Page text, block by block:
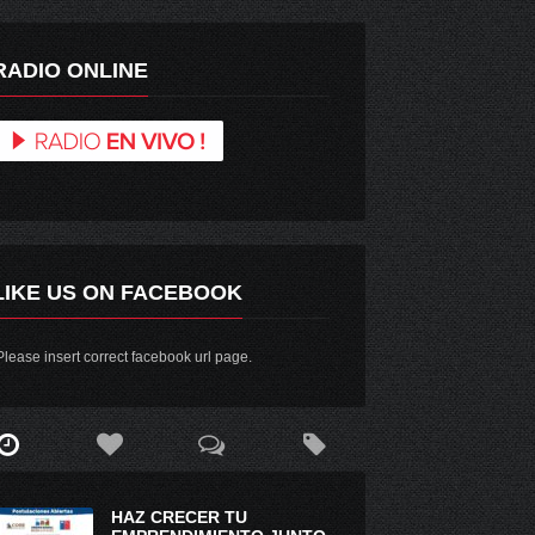
ONLINE
US ON FACEBOOK
insert correct facebook url page.
HAZ CRECER TU